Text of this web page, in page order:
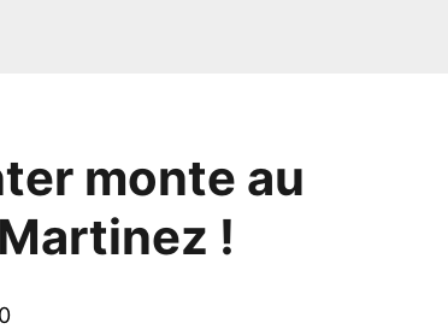
monte au
!